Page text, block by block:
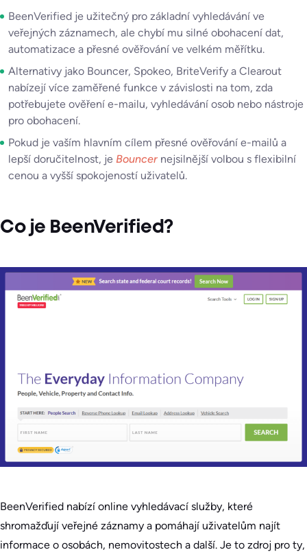
BeenVerified je užitečný pro základní vyhledávání ve
veřejných záznamech, ale chybí mu silné obohacení dat,
automatizace a přesné ověřování ve velkém měřítku.
Alternativy jako Bouncer, Spokeo, BriteVerify a Clearout
nabízejí více zaměřené funkce v závislosti na tom, zda
potřebujete ověření e-mailu, vyhledávání osob nebo nástroje
pro obohacení.
Pokud je vaším hlavním cílem přesné ověřování e-mailů a
lepší doručitelnost, je Bouncer nejsilnější volbou s flexibilní
cenou a vyšší spokojeností uživatelů.
Co je BeenVerified?
BeenVerified nabízí online vyhledávací služby, které
shromažďují veřejné záznamy a pomáhají uživatelům najít
informace o osobách, nemovitostech a další. Je to zdroj pro ty,